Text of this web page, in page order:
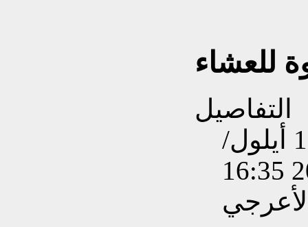
للعشاء
التفاصيل
تم إنشاءه بتاريخ الأربعاء, 10 أيلول/